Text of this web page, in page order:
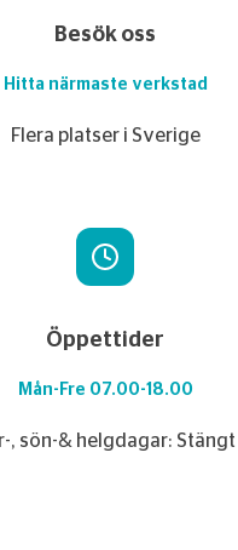
Besök oss
Hitta närmaste verkstad
Flera platser i Sverige
Öppettider
Mån-Fre 07.00-18.00
, sön-& helgdagar: Stängt